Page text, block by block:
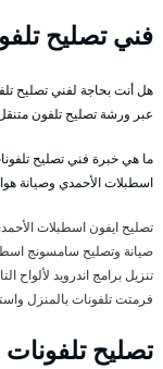
فني تصليح
هل أنت بحاجة لفني تصليح
عبر ورشة تصليح تلفون
ما هي خبرة فني تصليح
اسطبلات الأحمدي وصيانة
تصليح ايفون اسطبلات
صيانة وتصليح سامسونج اسطبلات
تنزيل برامج اندرويد لألواح
فرمتت تلفونات بالمنزل
تصليح تلفونات